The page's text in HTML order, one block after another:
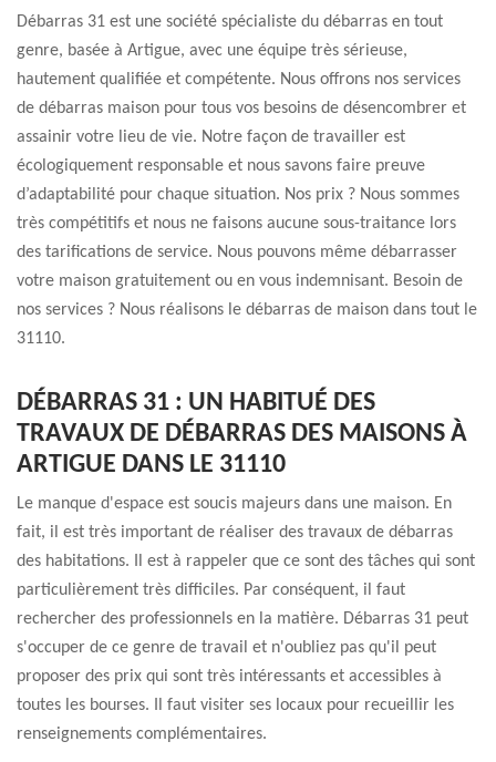
Débarras 31 est une société spécialiste du débarras en tout
genre, basée à Artigue, avec une équipe très sérieuse,
hautement qualifiée et compétente. Nous offrons nos services
de débarras maison pour tous vos besoins de désencombrer et
assainir votre lieu de vie. Notre façon de travailler est
écologiquement responsable et nous savons faire preuve
d’adaptabilité pour chaque situation. Nos prix ? Nous sommes
très compétitifs et nous ne faisons aucune sous-traitance lors
des tarifications de service. Nous pouvons même débarrasser
votre maison gratuitement ou en vous indemnisant. Besoin de
nos services ? Nous réalisons le débarras de maison dans tout le
31110.
DÉBARRAS 31 : UN HABITUÉ DES
TRAVAUX DE DÉBARRAS DES MAISONS À
ARTIGUE DANS LE 31110
Le manque d'espace est soucis majeurs dans une maison. En
fait, il est très important de réaliser des travaux de débarras
des habitations. Il est à rappeler que ce sont des tâches qui sont
particulièrement très difficiles. Par conséquent, il faut
rechercher des professionnels en la matière. Débarras 31 peut
s'occuper de ce genre de travail et n'oubliez pas qu'il peut
proposer des prix qui sont très intéressants et accessibles à
toutes les bourses. Il faut visiter ses locaux pour recueillir les
renseignements complémentaires.